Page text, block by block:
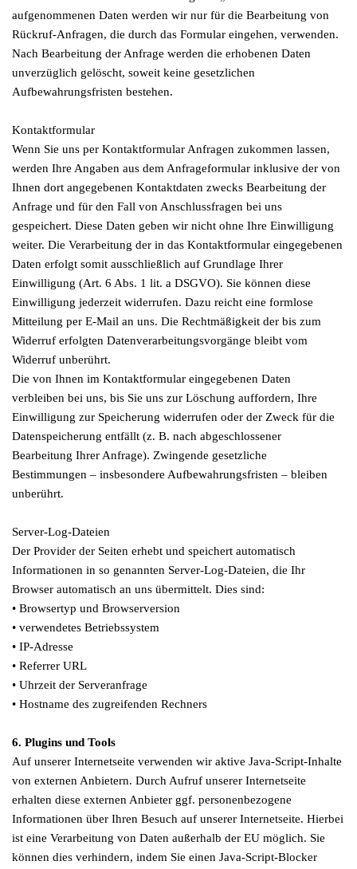
aufgenommenen Daten werden wir nur für die Bearbeitung von
Rückruf-Anfragen, die durch das Formular eingehen, verwenden.
Nach Bearbeitung der Anfrage werden die erhobenen Daten
unverzüglich gelöscht, soweit keine gesetzlichen
Aufbewahrungsfristen bestehen.
Kontaktformular
Wenn Sie uns per Kontaktformular Anfragen zukommen lassen,
werden Ihre Angaben aus dem Anfrageformular inklusive der von
Ihnen dort angegebenen Kontaktdaten zwecks Bearbeitung der
Anfrage und für den Fall von Anschlussfragen bei uns
gespeichert. Diese Daten geben wir nicht ohne Ihre Einwilligung
weiter. Die Verarbeitung der in das Kontaktformular eingegebenen
Daten erfolgt somit ausschließlich auf Grundlage Ihrer
Einwilligung (Art. 6 Abs. 1 lit. a DSGVO). Sie können diese
Einwilligung jederzeit widerrufen. Dazu reicht eine formlose
Mitteilung per E-Mail an uns. Die Rechtmäßigkeit der bis zum
Widerruf erfolgten Datenverarbeitungsvorgänge bleibt vom
Widerruf unberührt.
Die von Ihnen im Kontaktformular eingegebenen Daten
verbleiben bei uns, bis Sie uns zur Löschung auffordern, Ihre
Einwilligung zur Speicherung widerrufen oder der Zweck für die
Datenspeicherung entfällt (z. B. nach abgeschlossener
Bearbeitung Ihrer Anfrage). Zwingende gesetzliche
Bestimmungen – insbesondere Aufbewahrungsfristen – bleiben
unberührt.
Server-Log-Dateien
Der Provider der Seiten erhebt und speichert automatisch
Informationen in so genannten Server-Log-Dateien, die Ihr
Browser automatisch an uns übermittelt. Dies sind:
• Browsertyp und Browserversion
• verwendetes Betriebssystem
• IP-Adresse
• Referrer URL
• Uhrzeit der Serveranfrage
• Hostname des zugreifenden Rechners
6. Plugins und Tools
Auf unserer Internetseite verwenden wir aktive Java-Script-Inhalte
von externen Anbietern. Durch Aufruf unserer Internetseite
erhalten diese externen Anbieter ggf. personenbezogene
Informationen über Ihren Besuch auf unserer Internetseite. Hierbei
ist eine Verarbeitung von Daten außerhalb der EU möglich. Sie
können dies verhindern, indem Sie einen Java-Script-Blocker